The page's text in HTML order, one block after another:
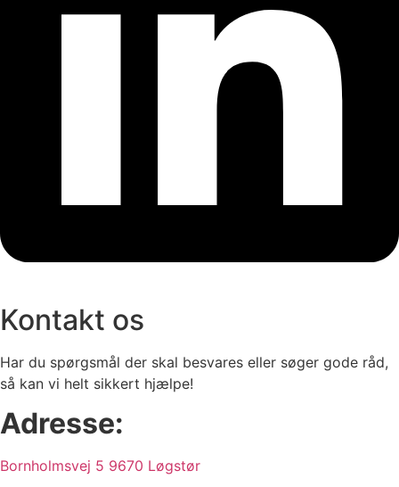
Kontakt os
Har du spørgsmål der skal besvares eller søger gode råd,
så kan vi helt sikkert hjælpe!
Adresse:
Bornholmsvej 5 9670 Løgstør